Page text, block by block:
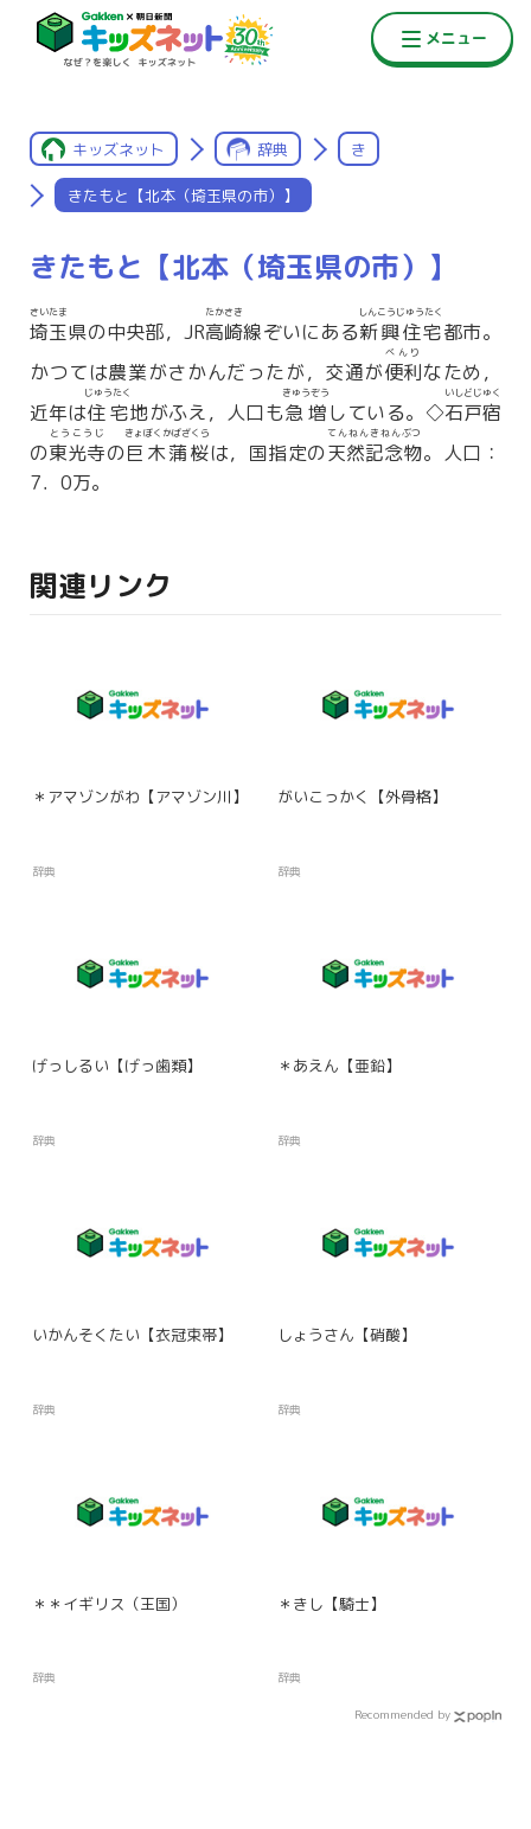
キッズネット 辞典 き
きたもと【北本（埼玉県の市）】
きたもと【北本（埼玉県の市）】
埼玉
さいたま
県の中央部，JR高崎
たかさき
線ぞいにある新興住宅
しんこうじゅうたく
都市。
かつては農業がさかんだったが，交通が便利
べんり
なため，
近年は住宅
じゅうたく
地がふえ，人口も急増
きゅうぞう
している。◇石戸宿
いしどじゅく
の東光寺
とうこうじ
の巨木蒲桜
きょぼくかばざくら
は，国指定の天然記念物
てんねんきねんぶつ
。人口：
7．0万。
関連リンク
＊アマゾンがわ【アマゾン川】
辞典
がいこっかく【外骨格】
辞典
げっしるい【げっ歯類】
辞典
＊あえん【亜鉛】
辞典
いかんそくたい【衣冠束帯】
辞典
しょうさん【硝酸】
辞典
＊＊イギリス（王国）
辞典
＊きし【騎士】
辞典
Recommended by